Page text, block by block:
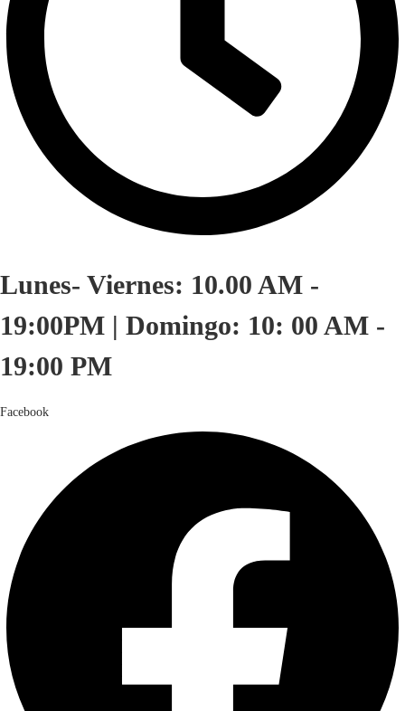
Lunes- Viernes: 10.00 AM -
19:00PM | Domingo: 10: 00 AM -
19:00 PM
Facebook